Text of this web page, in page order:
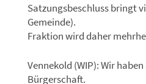
Satzungsbeschluss bringt
Gemeinde).
Fraktion wird daher
Vennekold (WIP): Wir
Bürgerschaft.